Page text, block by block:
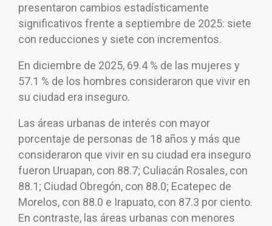
presentaron cambios estadísticamente
significativos frente a septiembre de 2025: siete
con reducciones y siete con incrementos.
En diciembre de 2025, 69.4 % de las mujeres y
57.1 % de los hombres consideraron que vivir en
su ciudad era inseguro.
Las áreas urbanas de interés con mayor
porcentaje de personas de 18 años y más que
consideraron que vivir en su ciudad era inseguro
fueron Uruapan, con 88.7; Culiacán Rosales, con
88.1; Ciudad Obregón, con 88.0; Ecatepec de
Morelos, con 88.0 e Irapuato, con 87.3 por ciento.
En contraste, las áreas urbanas con menores